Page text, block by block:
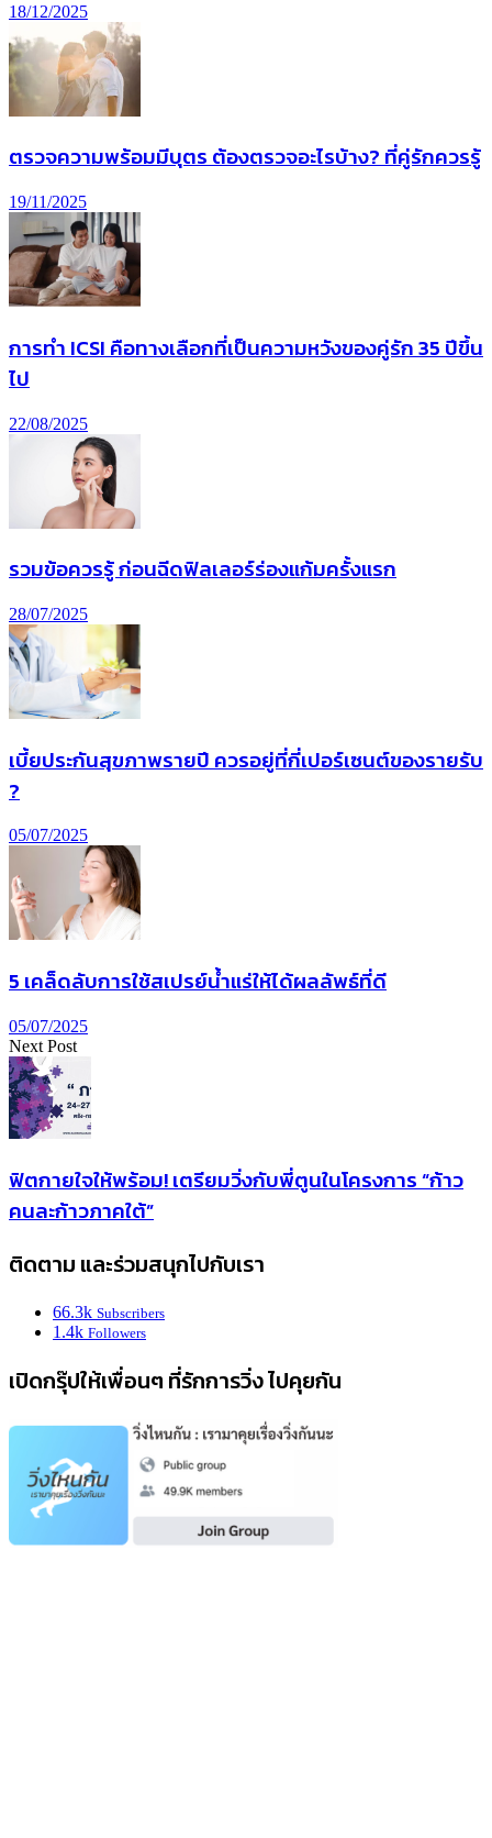
18/12/2025
ตรวจความพร้อมมีบุตร ต้องตรวจอะไรบ้าง? ที่คู่รักควรรู้
19/11/2025
การทํา ICSI คือทางเลือกที่เป็นความหวังของคู่รัก 35 ปีขึ้น
ไป
22/08/2025
รวมข้อควรรู้ ก่อนฉีดฟิลเลอร์ร่องแก้มครั้งแรก
28/07/2025
เบี้ยประกันสุขภาพรายปี ควรอยู่ที่กี่เปอร์เซนต์ของรายรับ
?
05/07/2025
5 เคล็ดลับการใช้สเปรย์น้ำแร่ให้ได้ผลลัพธ์ที่ดี
05/07/2025
Next Post
ฟิตกายใจให้พร้อม! เตรียมวิ่งกับพี่ตูนในโครงการ “ก้าว
คนละก้าวภาคใต้”
ติดตาม และร่วมสนุกไปกับเรา
66.3k Subscribers
1.4k Followers
เปิดกรุ๊ปให้เพื่อนๆ ที่รักการวิ่ง ไปคุยกัน